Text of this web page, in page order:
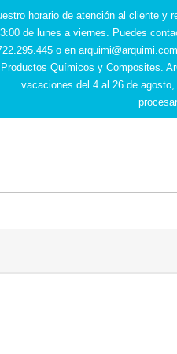
horario de atención al cliente y
de lunes a viernes. Puedes
o en arquimi@arquimi.com
Productos Químicos y Composites.
vacaciones del 4 al 26 de